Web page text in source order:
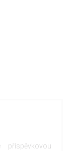
příspěvkovou